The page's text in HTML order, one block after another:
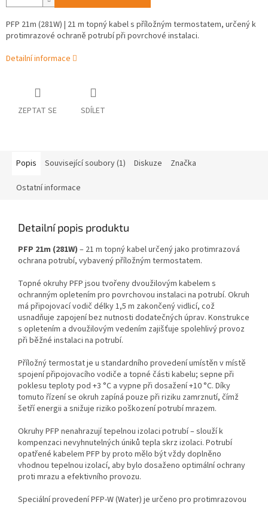
PFP 21m (281W) | 21 m topný kabel s příložným termostatem, určený k
protimrazové ochraně potrubí při povrchové instalaci.
Detailní informace
ZEPTAT SE SDÍLET
Popis Související soubory (1) Diskuze Značka
Ostatní informace
Detailní popis produktu
PFP 21m (281W) – 21 m topný kabel určený jako protimrazová
ochrana potrubí, vybavený příložným termostatem.
Topné okruhy PFP jsou tvořeny dvoužilovým kabelem s
ochranným opletením pro povrchovou instalaci na potrubí. Okruh
má připojovací vodič délky 1,5 m zakončený vidlicí, což
usnadňuje zapojení bez nutnosti dodatečných úprav. Konstrukce
s opletením a dvoužilovým vedením zajišťuje spolehlivý provoz
při běžné instalaci na potrubí.
Příložný termostat je u standardního provedení umístěn v místě
spojení připojovacího vodiče a topné části kabelu; sepne při
poklesu teploty pod +3 °C a vypne při dosažení +10 °C. Díky
tomuto řízení se okruh zapíná pouze při riziku zamrznutí, čímž
šetří energii a snižuje riziko poškození potrubí mrazem.
Okruhy PFP nenahrazují tepelnou izolaci potrubí – slouží k
kompenzaci nevyhnutelných úniků tepla skrz izolaci. Potrubí
opatřené kabelem PFP by proto mělo být vždy doplněno
vhodnou tepelnou izolací, aby bylo dosaženo optimální ochrany
proti mrazu a efektivního provozu.
Speciální provedení PFP-W (Water) je určeno pro protimrazovou